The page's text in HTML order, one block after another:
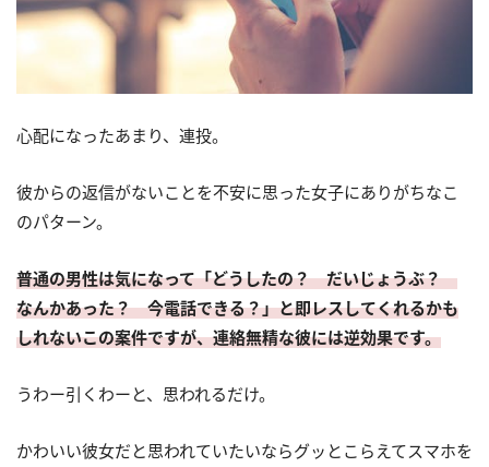
心配になったあまり、連投。
彼からの返信がないことを不安に思った女子にありがちなこ
のパターン。
普通の男性は気になって「どうしたの？ だいじょうぶ？
なんかあった？ 今電話できる？」と即レスしてくれるかも
しれないこの案件ですが、連絡無精な彼には逆効果です。
うわー引くわーと、思われるだけ。
かわいい彼女だと思われていたいならグッとこらえてスマホを